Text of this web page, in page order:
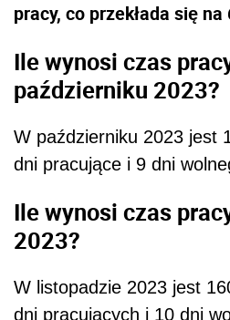
pracy, co przekłada się
Ile wynosi czas
październiku 2023?
W październiku 2023 jest
dni pracujące i 9 dni
Ile wynosi czas
2023?
W listopadzie 2023 jest
dni pracujących i 10 dni